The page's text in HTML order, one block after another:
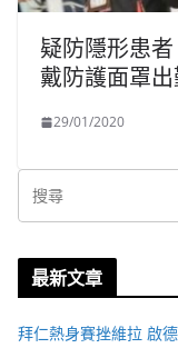
疑防隱形患
戴防護面罩
29/01/2020
最新文章
拜仁熱身賽挫維拉 啟